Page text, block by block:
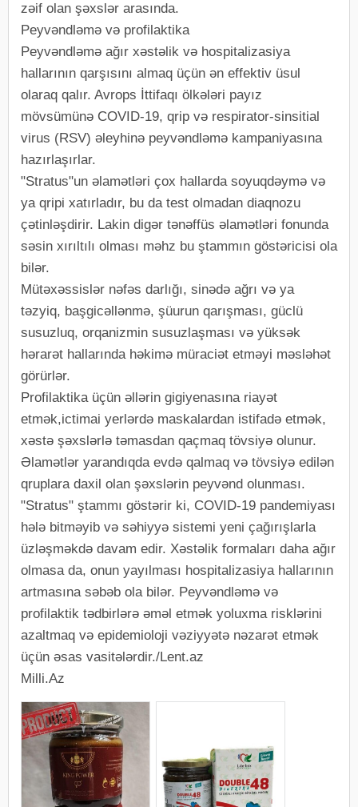
zəif olan şəxslər arasında.
Peyvəndləmə və profilaktika
Peyvəndləmə ağır xəstəlik və hospitalizasiya
hallarının qarşısını almaq üçün ən effektiv üsul
olaraq qalır. Avrops İttifaqı ölkələri payız
mövsümünə COVID-19, qrip və respirator-sinsitial
virus (RSV) əleyhinə peyvəndləmə kampaniyasına
hazırlaşırlar.
"Stratus"un əlamətləri çox hallarda soyuqdəymə və
ya qripi xatırladır, bu da test olmadan diaqnozu
çətinləşdirir. Lakin digər tənəffüs əlamətləri fonunda
səsin xırıltılı olması məhz bu ştammın göstəricisi ola
bilər.
Mütəxəssislər nəfəs darlığı, sinədə ağrı və ya
təzyiq, başgicəllənmə, şüurun qarışması, güclü
susuzluq, orqanizmin susuzlaşması və yüksək
hərarət hallarında həkimə müraciət etməyi məsləhət
görürlər.
Profilaktika üçün əllərin gigiyenasına riayət
etmək,ictimai yerlərdə maskalardan istifadə etmək,
xəstə şəxslərlə təmasdan qaçmaq tövsiyə olunur.
Əlamətlər yarandıqda evdə qalmaq və tövsiyə edilən
qruplara daxil olan şəxslərin peyvənd olunması.
"Stratus" ştammı göstərir ki, COVID-19 pandemiyası
hələ bitməyib və səhiyyə sistemi yeni çağırışlarla
üzləşməkdə davam edir. Xəstəlik formaları daha ağır
olmasa da, onun yayılması hospitalizasiya hallarının
artmasına səbəb ola bilər. Peyvəndləmə və
profilaktik tədbirlərə əməl etmək yoluxma risklərini
azaltmaq və epidemioloji vəziyyətə nəzarət etmək
üçün əsas vasitələrdir./Lent.az
Milli.Az